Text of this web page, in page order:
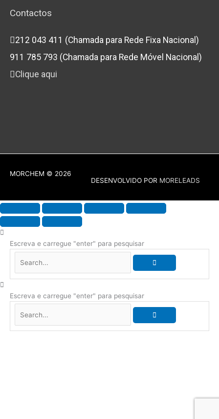
Contactos
212 043 411 (Chamada para Rede Fixa Nacional)
911 785 793 (Chamada para Rede Móvel Nacional)
Clique aqui
MORCHEM © 2026
DESENVOLVIDO POR MORELEADS
Escreva e carregue "enter" para pesquisar
Escreva e carregue "enter" para pesquisar